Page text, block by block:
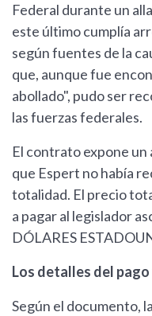
Federal durante un
este último cumplía
según fuentes de la
que, aunque fue
abollado", pudo ser
las fuerzas federales.
El contrato expone
que Espert no había
totalidad. El precio
a pagar al legislador
DÓLARES
Los detalles del
Según el documento,